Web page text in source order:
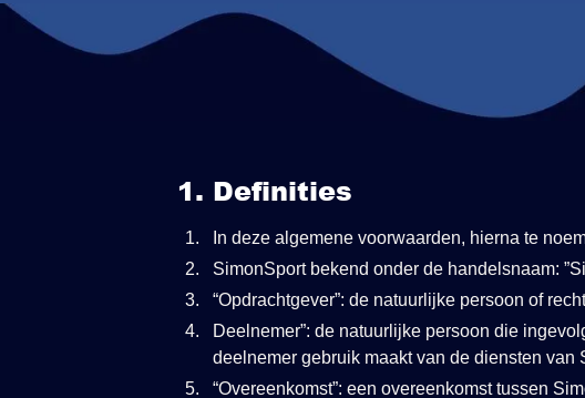
1. Definities
In deze algemene voorwaarden, hierna te
SimonSport bekend onder de handelsnaam:
“Opdrachtgever”: de natuurlijke persoon of
Deelnemer”: de natuurlijke persoon die
deelnemer gebruik maakt van de diensten van
“Overeenkomst”: een overeenkomst tussen